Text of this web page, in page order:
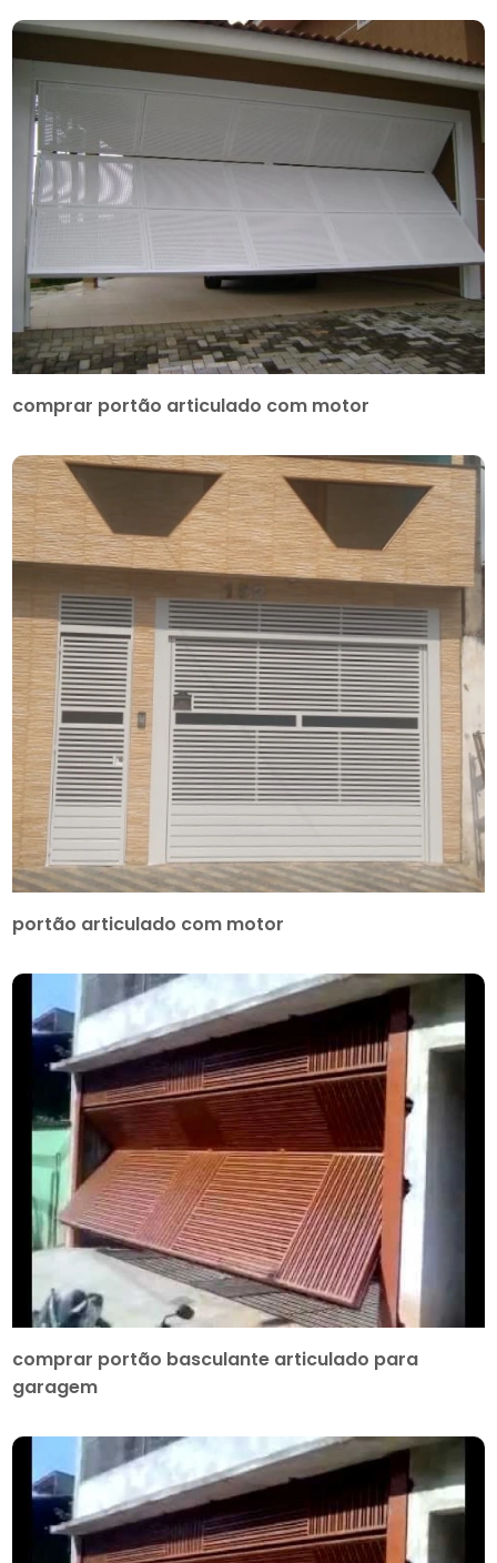
comprar portão articulado com motor
portão articulado com motor
comprar portão basculante articulado para
garagem